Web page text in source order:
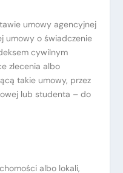
umowy agencyjnej
umowy o świadczenie
cywilnym
zlecenia albo
takie umowy, przez
lub studenta – do
albo lokali,